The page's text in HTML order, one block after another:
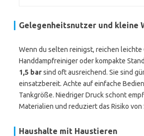
Gelegenheitsnutzer und kleine
Wenn du selten reinigst, reichen leichte
Handdampfreiniger oder kompakte
1,5 barsind oft ausreichend. Sie sind
einsatzbereit. Achte auf einfache
Tankgröße. Niedriger Druck schont
Materialien und reduziert das Risiko von
Haushalte mit Haustieren